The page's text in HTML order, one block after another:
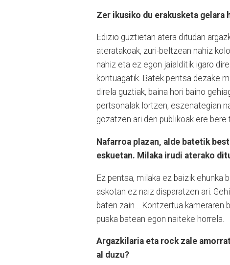
Zer ikusiko du erakusketa gelara
Edizio guztietan atera ditudan
ateratakoak, zuri-beltzean nahiz
nahiz eta ez egon jaialditik igaro
kontuagatik. Batek pentsa dezake
direla guztiak, baina hori baino
pertsonalak lortzen, eszenategian
gozatzen ari den publikoak ere
Nafarroa plazan, alde batetik
eskuetan. Milaka irudi aterako
Ez pentsa, milaka ez baizik ehunka
askotan ez naiz disparatzen ari.
baten zain… Kontzertua kameraren
puska batean egon naiteke horrela.
Argazkilaria eta rock zale
al duzu?